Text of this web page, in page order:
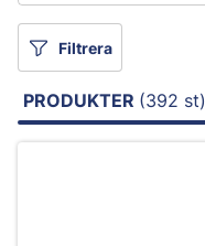
Filtrera
PRODUKTER (392 st)